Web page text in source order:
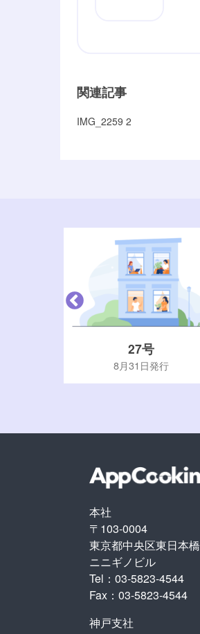
関連記事
IMG_2259 2
27号
8月31日発行
本社
〒103-0004
東京都中央区東日本
ニニギノビル
Tel：03-5823-4544
Fax：03-5823-4544
神戸支社